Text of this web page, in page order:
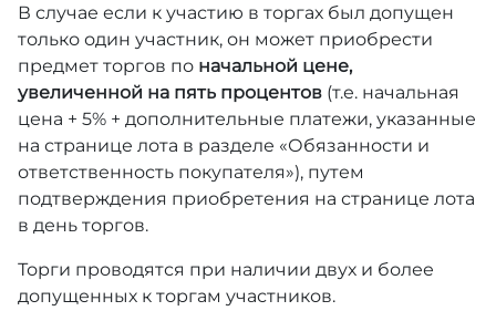
В случае если к участию в торгах был допущен
только один участник, он может приобрести
предмет торгов по начальной цене,
увеличенной на пять процентов (т.е. начальная
цена + 5% + дополнительные платежи, указанные
на странице лота в разделе «Обязанности и
ответственность покупателя»), путем
подтверждения приобретения на странице лота
в день торгов.
Торги проводятся при наличии двух и более
допущенных к торгам участников.